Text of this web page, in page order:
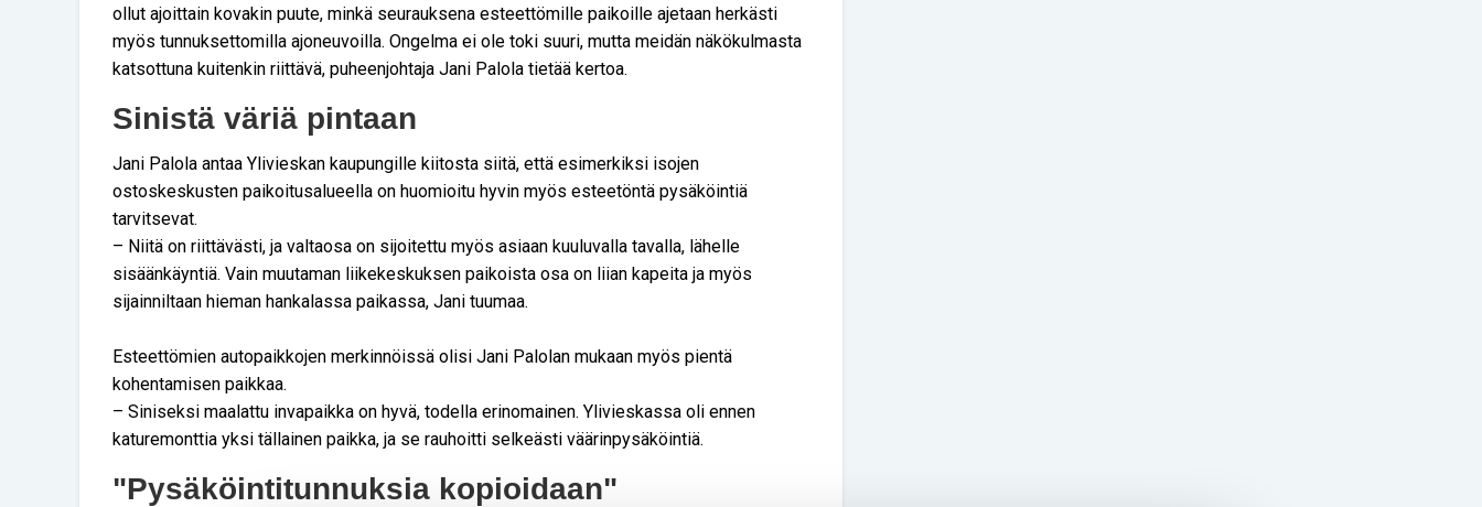
ollut ajoittain kovakin puute, minkä seurauksena esteettömille paikoille ajetaan herkästi
myös tunnuksettomilla ajoneuvoilla. Ongelma ei ole toki suuri, mutta meidän näkökulmasta
katsottuna kuitenkin riittävä, puheenjohtaja Jani Palola tietää kertoa.
Sinistä väriä pintaan
Jani Palola antaa Ylivieskan kaupungille kiitosta siitä, että esimerkiksi isojen
ostoskeskusten paikoitusalueella on huomioitu hyvin myös esteetöntä pysäköintiä
tarvitsevat.
– Niitä on riittävästi, ja valtaosa on sijoitettu myös asiaan kuuluvalla tavalla, lähelle
sisäänkäyntiä. Vain muutaman liikekeskuksen paikoista osa on liian kapeita ja myös
sijainniltaan hieman hankalassa paikassa, Jani tuumaa.
Esteettömien autopaikkojen merkinnöissä olisi Jani Palolan mukaan myös pientä
kohentamisen paikkaa.
– Siniseksi maalattu invapaikka on hyvä, todella erinomainen. Ylivieskassa oli ennen
katuremonttia yksi tällainen paikka, ja se rauhoitti selkeästi väärinpysäköintiä.
"Pysäköintitunnuksia kopioidaan"